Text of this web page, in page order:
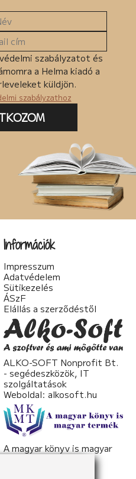
szabályzatot és
a Helma kiadó a
küldjön.
szabályzathoz
Információk
Impresszum
Adatvédelem
Sütikezelés
ÁSzF
Elállás a szerződéstől
ALKO-SOFT Nonprofit Bt.
- segédeszközök, IT
szolgáltatások
Weboldal: alkosoft.hu
A magyar könyv is magyar
termék